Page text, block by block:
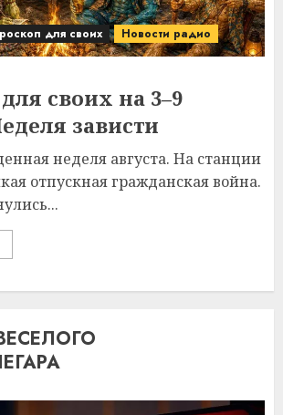
для своих Новости радио
своих на 3–9
зависти
неделя августа. На станции
отпускная гражданская война.